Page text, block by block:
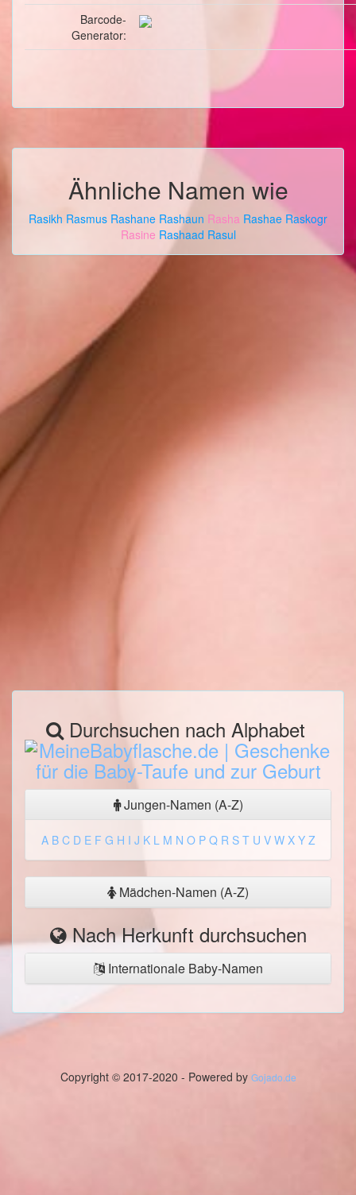
Barcode-
Generator:
Ähnliche Namen wie
Rasikh Rasmus Rashane Rashaun Rasha Rashae Raskogr
Rasine Rashaad Rasul
Durchsuchen nach Alphabet
Jungen-Namen (A-Z)
A B C D E F G H I J K L M N O P Q R S T U V W X Y Z
Mädchen-Namen (A-Z)
Nach Herkunft durchsuchen
Internationale Baby-Namen
Copyright © 2017-2020 - Powered by Gojado.de